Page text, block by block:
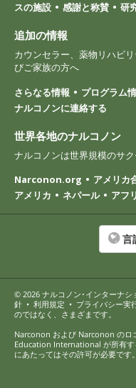
スの施設
感謝と称賛 研
追加の情報
カウンセラー、薬物リハビ
びご家族の方へ
さらなる情報
プログラム
ナルコノンに連絡する
世界各地のナルコノン
ナルコノンは世界規模のサ
Narconon.org
アメリカ
アメリカ
ネパール アフ
言
© 2026 ナルコノン･インターナシ
針 • 利用規定 • プライバシー実
のではなく、さまざまです。
Narconon および Narconon の
Education International が所有す
にあたってはその許可が必要です。